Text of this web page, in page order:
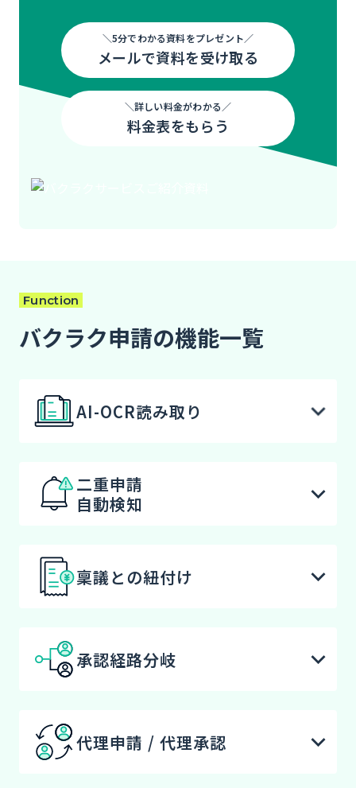
＼5分でわかる資料をプレゼント／
メールで資料を受け取る
＼詳しい料金がわかる／
料金表をもらう
Function
バクラク申請の機能一覧
AI-OCR読み取り
二重申請
自動検知
稟議との紐付け
承認経路分岐
代理申請 / 代理承認